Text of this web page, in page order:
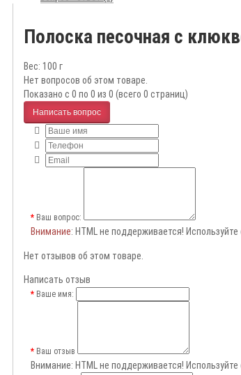
Полоска песочная с
Вес: 100 г
Нет вопросов об этом товаре.
Показано с 0 по 0 из 0 (всего 0 страниц)
Написать вопрос
Ваш вопрос:
Внимание: HTML не поддерживается!
Нет отзывов об этом товаре.
Написать отзыв
Ваше имя:
Ваш отзыв
Внимание: HTML не поддерживается!